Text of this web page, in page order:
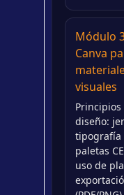
Módulo
Canva
visuales
Principios
diseño:
tipografía
paletas
uso de